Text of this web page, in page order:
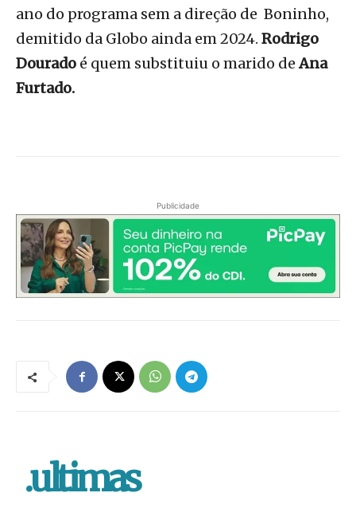
ano do programa sem a direção de Boninho,
demitido da Globo ainda em 2024. Rodrigo
Dourado é quem substituiu o marido deAna
Furtado.
Publicidade
.ultimas